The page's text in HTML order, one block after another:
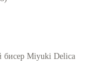
бисер Miyuki Delica